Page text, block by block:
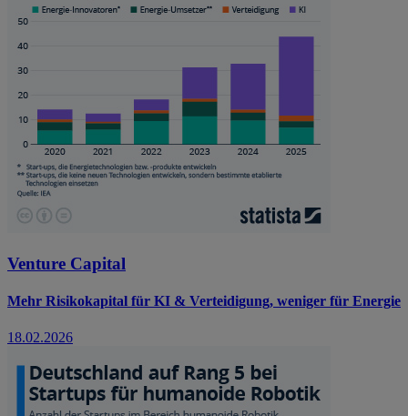
Venture Capital
Mehr Risikokapital für KI & Verteidigung, weniger für Energie
18.02.2026